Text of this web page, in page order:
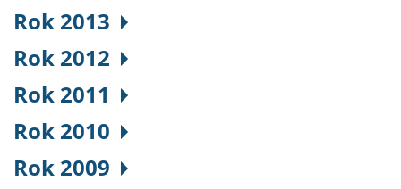
Rok 2013
Rok 2012
Rok 2011
Rok 2010
Rok 2009